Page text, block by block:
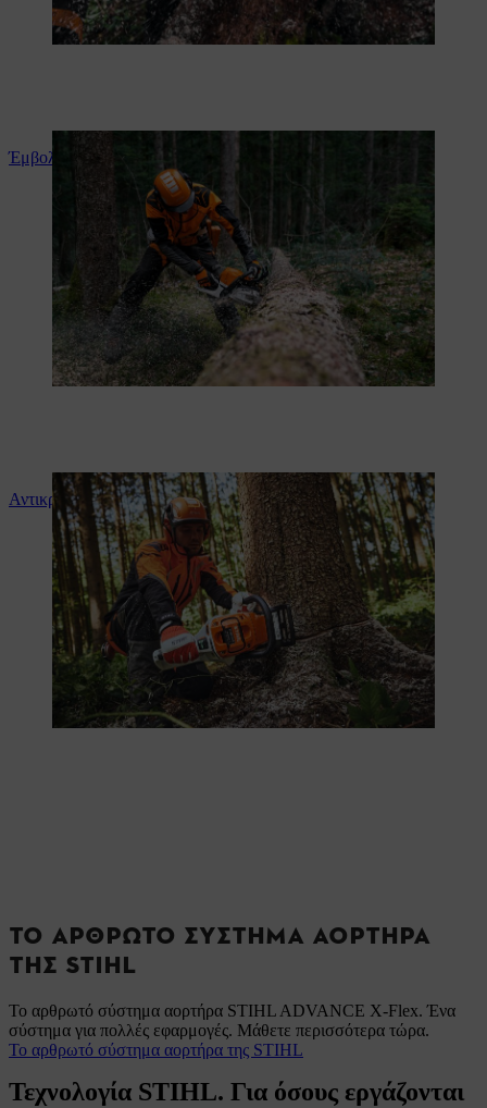
Έμβολα μαγνησίου
Αντικραδασμικό σύστημα STIHL
ΤΟ ΑΡΘΡΩΤΌ ΣΎΣΤΗΜΑ ΑΟΡΤΉΡΑ
ΤΗΣ STIHL
Το αρθρωτό σύστημα αορτήρα STIHL ADVANCE X-Flex. Ένα
σύστημα για πολλές εφαρμογές. Μάθετε περισσότερα τώρα.
Το αρθρωτό σύστημα αορτήρα της STIHL
Τεχνολογία STIHL. Για όσους εργάζονται